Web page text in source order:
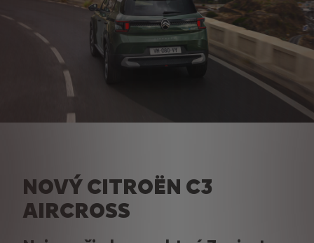
NOVÝ CITROËN C3
AIRCROSS